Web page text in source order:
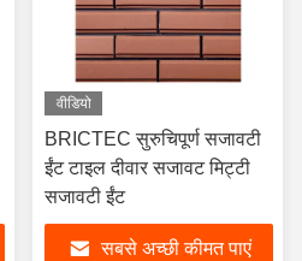
वीडियो
BRICTEC सुरुचिपूर्ण सजावटी
ईंट टाइल दीवार सजावट मिट्टी
सजावटी ईंट
सबसे अच्छी कीमत पाएं